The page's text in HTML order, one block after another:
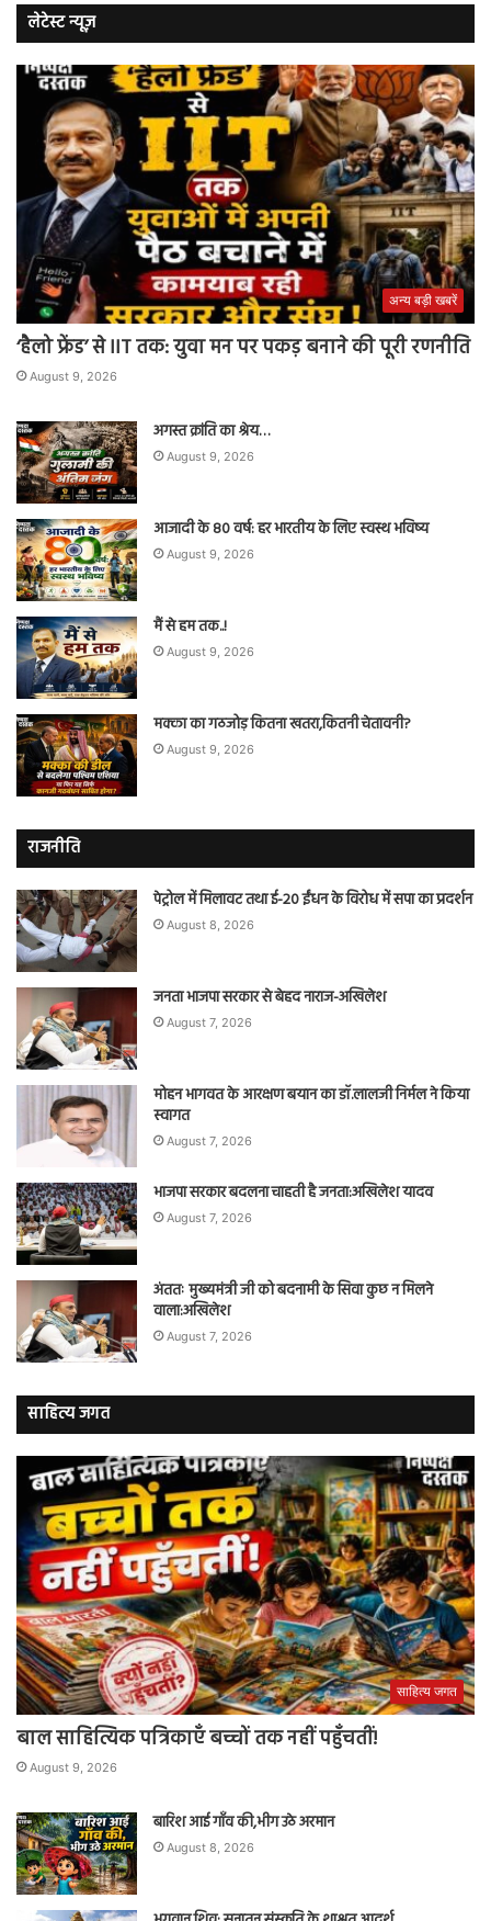
लेटेस्ट न्यूज़
अन्य बड़ी खबरें
‘हैलो फ्रेंड’ से IIT तक: युवा मन पर पकड़ बनाने की पूरी रणनीति
August 9, 2026
अगस्त क्रांति का श्रेय…
August 9, 2026
आजादी के 80 वर्ष: हर भारतीय के लिए स्वस्थ भविष्य
August 9, 2026
मैं से हम तक..!
August 9, 2026
मक्का का गठजोड़ कितना खतरा,कितनी चेतावनी?
August 9, 2026
राजनीति
पेट्रोल में मिलावट तथा ई-20 ईंधन के विरोध में सपा का प्रदर्शन
August 8, 2026
जनता भाजपा सरकार से बेहद नाराज-अखिलेश
August 7, 2026
मोहन भागवत के आरक्षण बयान का डॉ.लालजी निर्मल ने किया
स्वागत
August 7, 2026
भाजपा सरकार बदलना चाहती है जनता:अखिलेश यादव
August 7, 2026
अंततः मुख्यमंत्री जी को बदनामी के सिवा कुछ न मिलने
वाला:अखिलेश
August 7, 2026
साहित्य जगत
साहित्य जगत
बाल साहित्यिक पत्रिकाएँ बच्चों तक नहीं पहुँचतीं!
August 9, 2026
बारिश आई गाँव की,भीग उठे अरमान
August 8, 2026